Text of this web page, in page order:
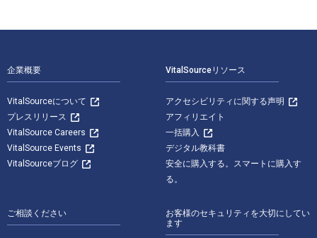
企業概要
VitalSourceについて
プレスリリース
VitalSource Careers
VitalSource Events
VitalSourceブログ
VitalSourceリソース
アクセシビリティに関する声明
アフィリエイト
一括購入
デジタル教科書
安全に購入する。スマートに購入す
る。
ご相談ください
お客様のセキュリティを大切にしてい
ます